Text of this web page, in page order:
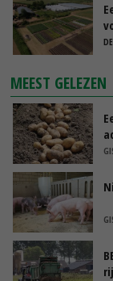
MEEST GELEZEN